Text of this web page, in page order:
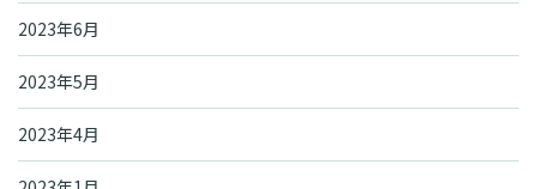
2023年6月
2023年5月
2023年4月